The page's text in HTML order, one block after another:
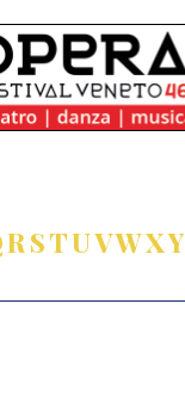
RSTUVWXY